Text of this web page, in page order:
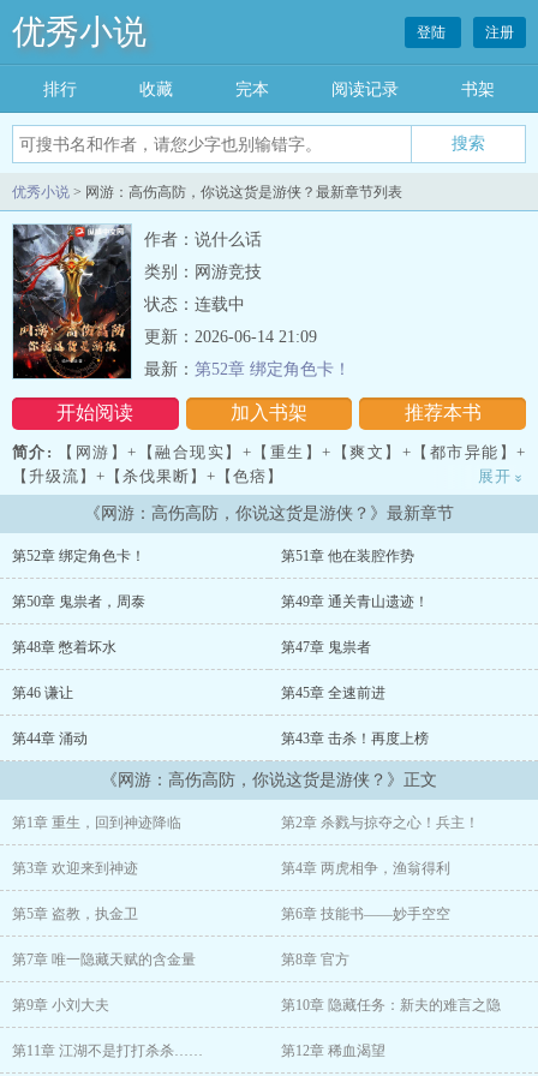
优秀小说 登陆 注册
排行 收藏 完本 阅读记录 书架
优秀小说 > 网游：高伤高防，你说这货是游侠？最新章节列表
作者：说什么话
类别：网游竞技
状态：连载中
开始阅读 加入书架 推荐本书
更新：2026-06-14 21:09
最新： 第52章 绑定角色卡！
简介:
【网游】+【融合现实】+【重生】+【爽文】+【都市异能】+
【升级流】+【杀伐果断】+【色痞】
二零年二月十一日，【神迹】降临。
危机。
【神迹】中死亡后，在现实中便相当于是脑死亡！
起初所有人就这样，过着朝不保夕的日子，心中恐慌不已。
但渐渐的，人们发现随着【神迹】中等级的提升，现实中，他们竟是
可以使用自身职业所具备的非凡能力！
这让所有人都为之一振，长久以来面临生死，让人们对生死都有所释
利。
而与非凡能力一起降临于现实中的，还有各种稀奇古怪的怪物，无数
神秘诡异的生命禁区，撕裂虚空的神秘星路……
自此之后，地球迎来了全新篇章。
展开 »
《网游：高伤高防，你说这货是游侠？》最新章节
第52章 绑定角色卡！ 第51章 他在装腔作势
第50章 鬼祟者，周泰 第49章 通关青山遗迹！
第48章 憋着坏水 第47章 鬼祟者
第46 谦让 第45章 全速前进
第44章 涌动 第43章 击杀！再度上榜
《网游：高伤高防，你说这货是游侠？》正文
第1章 重生，回到神迹降临 第2章 杀戮与掠夺之心！兵主！
第3章 欢迎来到神迹 第4章 两虎相争，渔翁得利
第5章 盗教，执金卫 第6章 技能书——妙手空空
第7章 唯一隐藏天赋的含金量 第8章 官方
第9章 小刘大夫 第10章 隐藏任务：新夫的难言之隐
第11章 江湖不是打打杀杀…… 第12章 稀血渴望